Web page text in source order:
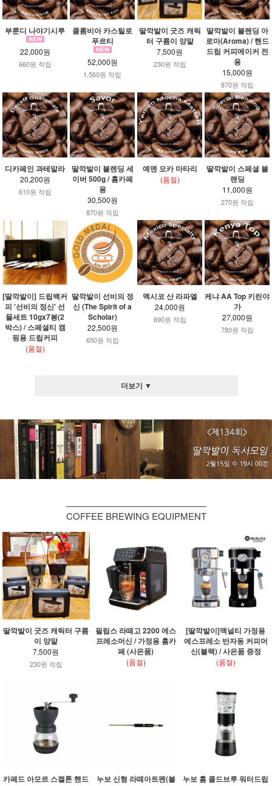
부룬디 나야기시루
22,000원
660원 적립
콜롬비아 카스틸로
푸르티
52,000원
1,560원 적립
딸깍발이 굿즈 캐릭
터 구름이 양말
7,500원
230원 적립
딸깍발이 블렌딩 아
로마(Aroma) / 핸드
드립 커피메이커 전
용
15,000원
870원 적립
디카페인 과테말라
20,200원
610원 적립
딸깍발이 블렌딩 세
이버 500g / 홈카페
용
30,500원
870원 적립
예멘 모카 마타리
(품절)
딸깍발이 스페셜 블
랜딩
11,000원
270원 적립
[딸깍발이] 드립백커
피 '선비의 정신' 선
물세트 10gx7봉(2
박스) / 스페셜티 캠
핑용 드립커피
(품절)
딸깍발이 선비의 정
신 (The Spirit of a
Scholar)
22,500원
650원 적립
멕시코 산 라파엘
24,000원
690원 적립
케냐 AA Top 키린야
가
27,000원
780원 적립
더보기 ▼
COFFEE BREWING EQUIPMENT
딸깍발이 굿즈 캐릭터 구름
이 양말
7,500원
230원 적립
필립스 라떼고 2200 에스
프레소머신 / 가정용 홈카
페 (사은품)
(품절)
[딸깍발이]맥널티 가정용
에스프레소 반자동 커피머
신(블랙) / 사은품 증정
(품절)
카페드 아모르 스켈톤 핸드
누보 신형 라떼아트펜(블
누보 홈 콜드브루 워터드립